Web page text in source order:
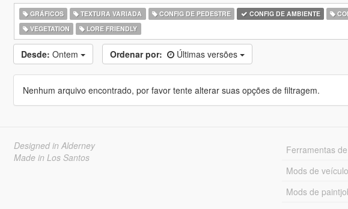
GRÁFICOS TEXTURA VARIADA CONFIG DE PEDESTRE CONFIG DE AMBIENTE
VEGETATION
LORE FRIENDLY
Desde: Ontem Ordenar por: Últimas versões
Nenhum arquivo encontrado, por favor tente alterar suas opções de filtragem.
Designed in Alderney
Made in Los Santos
Ferramentas
Mods de
Mods de